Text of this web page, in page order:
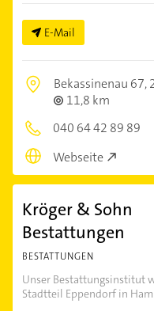
E-Mail
Bekassinenau 67,
11,8 km
040 64 42 89 89
Webseite
Kröger & Sohn
Bestattungen
BESTATTUNGEN
Unser Bestattungsinstitut
Stadtteil Eppendorf in